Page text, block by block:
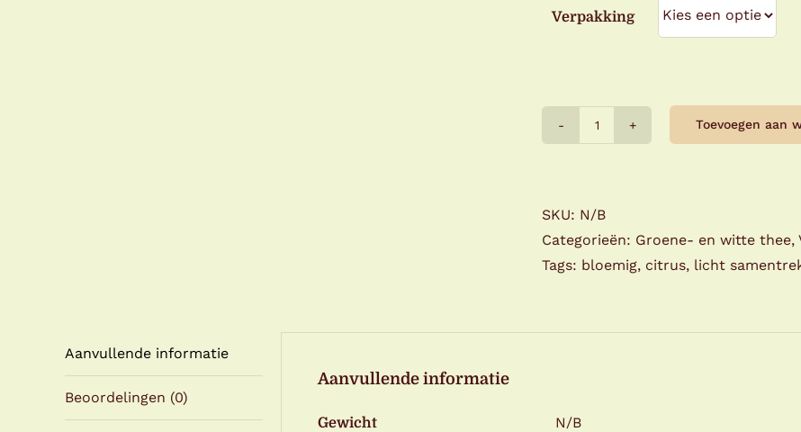
Verpakking
La
tè-
Gabrielle
aantal
Toevoegen aan
SKU: N/B
Categorieën: Groene- en witte thee,
Tags: bloemig, citrus, licht
Aanvullende informatie
Beoordelingen (0)
Aanvullende informatie
Gewicht N/B